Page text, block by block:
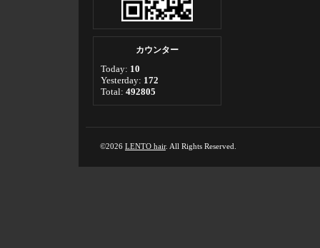
カウンター
Today: 10
Yesterday: 172
Total: 492805
©2026 LENTO hair. All Rights Reserved.